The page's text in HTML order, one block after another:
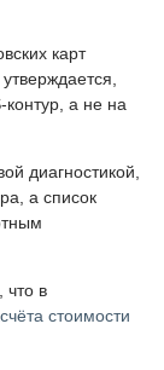
карт
а не на
диагностикой,
а список
что в
стоимости